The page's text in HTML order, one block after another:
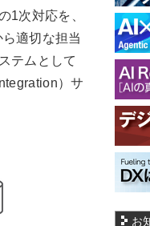
1次対応を、
適切な担当
テムとして
）サ
お